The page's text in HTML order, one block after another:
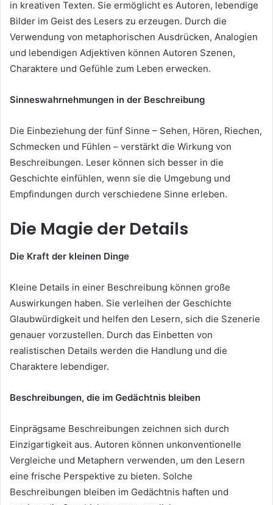
in kreativen Texten. Sie ermöglicht es Autoren, lebendige
Bilder im Geist des Lesers zu erzeugen. Durch die
Verwendung von metaphorischen Ausdrücken, Analogien
und lebendigen Adjektiven können Autoren Szenen,
Charaktere und Gefühle zum Leben erwecken.
Sinneswahrnehmungen in der Beschreibung
Die Einbeziehung der fünf Sinne – Sehen, Hören, Riechen,
Schmecken und Fühlen – verstärkt die Wirkung von
Beschreibungen. Leser können sich besser in die
Geschichte einfühlen, wenn sie die Umgebung und
Empfindungen durch verschiedene Sinne erleben.
Die Magie der Details
Die Kraft der kleinen Dinge
Kleine Details in einer Beschreibung können große
Auswirkungen haben. Sie verleihen der Geschichte
Glaubwürdigkeit und helfen den Lesern, sich die Szenerie
genauer vorzustellen. Durch das Einbetten von
realistischen Details werden die Handlung und die
Charaktere lebendiger.
Beschreibungen, die im Gedächtnis bleiben
Einprägsame Beschreibungen zeichnen sich durch
Einzigartigkeit aus. Autoren können unkonventionelle
Vergleiche und Metaphern verwenden, um den Lesern
eine frische Perspektive zu bieten. Solche
Beschreibungen bleiben im Gedächtnis haften und